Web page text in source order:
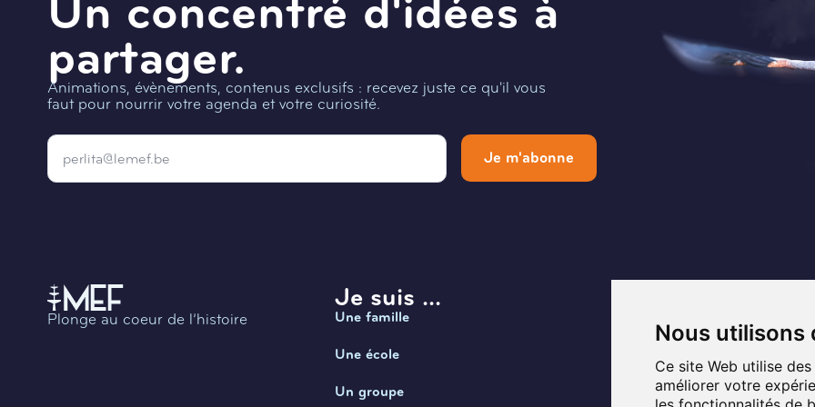
Nous utilisons
Ce site Web utilise
améliorer votre
partager.
Animations, évènements, contenus exclusifs : recevez juste ce qu'il vous
faut pour nourrir votre agenda et votre curiosité.
Email
Je m'abonne
Plonge au coeur de l’histoire
Je suis ...
Une famille
Une école
Un groupe Planifier ma visite